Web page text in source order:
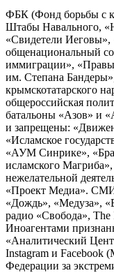
ФБК (Фонд борьбы с
Штабы Навального,
«Свидетели Иеговы»,
общенациональный
иммиграции»,
им. Степана
крымскотатарского
общероссийская
батальоны «Азов» и
и запрещены:
«Исламское
«АУМ Синрике»,
исламского
нежелательной
«Проект Медиа».
«Дождь», «Медуза»,
радио «Свобода»,
Иноагентами
«Аналитический
Instagram и Facebook
Федерации за